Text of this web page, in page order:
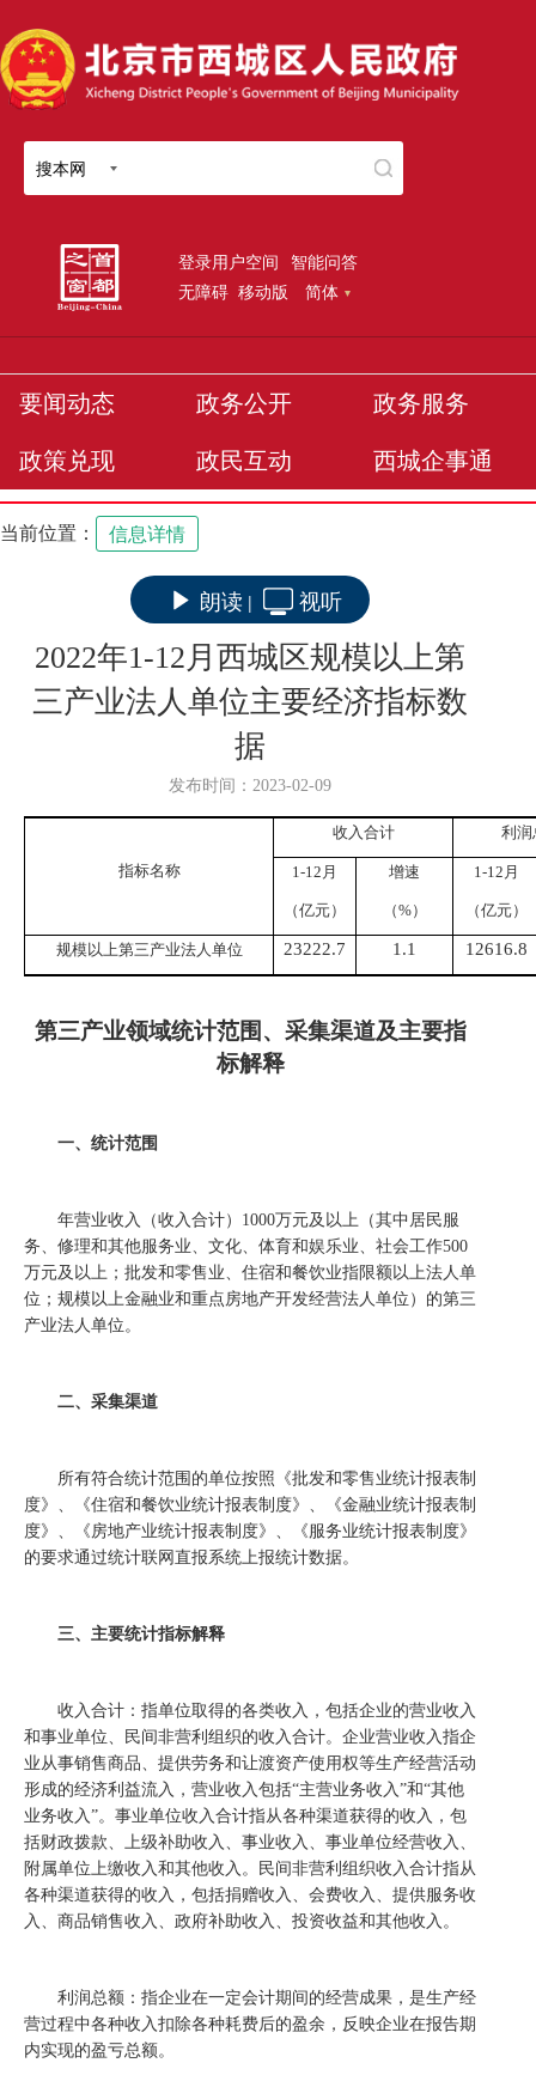
搜本网
登录用户空间 智能问答
无障碍 移动版 简体
要闻动态 政务公开 政务服务
政策兑现 政民互动 西城企事通
当前位置： 信息详情
朗读 | 视听
2022年1-12月西城区规模以上第
三产业法人单位主要经济指标数
据
发布时间：2023-02-09
指标名称
收入合计 利润
1-12 月
（亿元）
增速
（%）
1-12 月
（亿元）
规模以上第三产业法人单位 23222.7 1.1 12616.8
第三产业领域统计范围、采集渠道及主要指
标解释
一、统计范围
年营业收入（收入合计） 1000万元及以上（其中居民服
务、修理和其他服务业、文化、体育和娱乐业、社会工作500
万元及以上；批发和零售业、住宿和餐饮业指限额以上法人单
位；规模以上金融业和重点房地产开发经营法人单位）的第三
产业法人单位。
二、采集渠道
所有符合统计范围的单位按照《批发和零售业统计报表制
度》、《住宿和餐饮业统计报表制度》、《金融业统计报表制
度》、《房地产业统计报表制度》、《服务业统计报表制度》
的要求通过统计联网直报系统上报统计数据。
三、主要统计指标解释
收入合计：指单位取得的各类收入，包括企业的营业收入
和事业单位、民间非营利组织的收入合计。企业营业收入指企
业从事销售商品、提供劳务和让渡资产使用权等生产经营活动
形成的经济利益流入，营业收入包括“主营业务收入”和“其他
业务收入”。事业单位收入合计指从各种渠道获得的收入，包
括财政拨款、上级补助收入、事业收入、事业单位经营收入、
附属单位上缴收入和其他收入。民间非营利组织收入合计指从
各种渠道获得的收入，包括捐赠收入、会费收入、提供服务收
入、商品销售收入、政府补助收入、投资收益和其他收入。
利润总额：指企业在一定会计期间的经营成果，是生产经
营过程中各种收入扣除各种耗费后的盈余，反映企业在报告期
内实现的盈亏总额。